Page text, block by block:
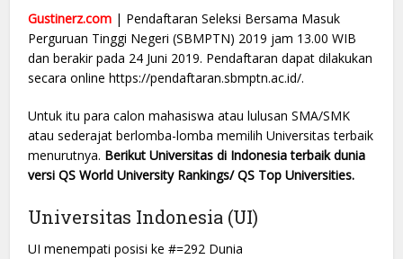
Gustinerz.com | Pendaftaran Seleksi Bersama Masuk
Perguruan Tinggi Negeri (SBMPTN) 2019 jam 13.00 WIB
dan berakir pada 24 Juni 2019. Pendaftaran dapat dilakukan
secara online https://pendaftaran.sbmptn.ac.id/.
Untuk itu para calon mahasiswa atau lulusan SMA/SMK
atau sederajat berlomba-lomba memilih Universitas terbaik
menurutnya. Berikut Universitas di Indonesia terbaik dunia
versi QS World University Rankings/ QS Top Universities.
Universitas Indonesia (UI)
UI menempati posisi ke #=292 Dunia